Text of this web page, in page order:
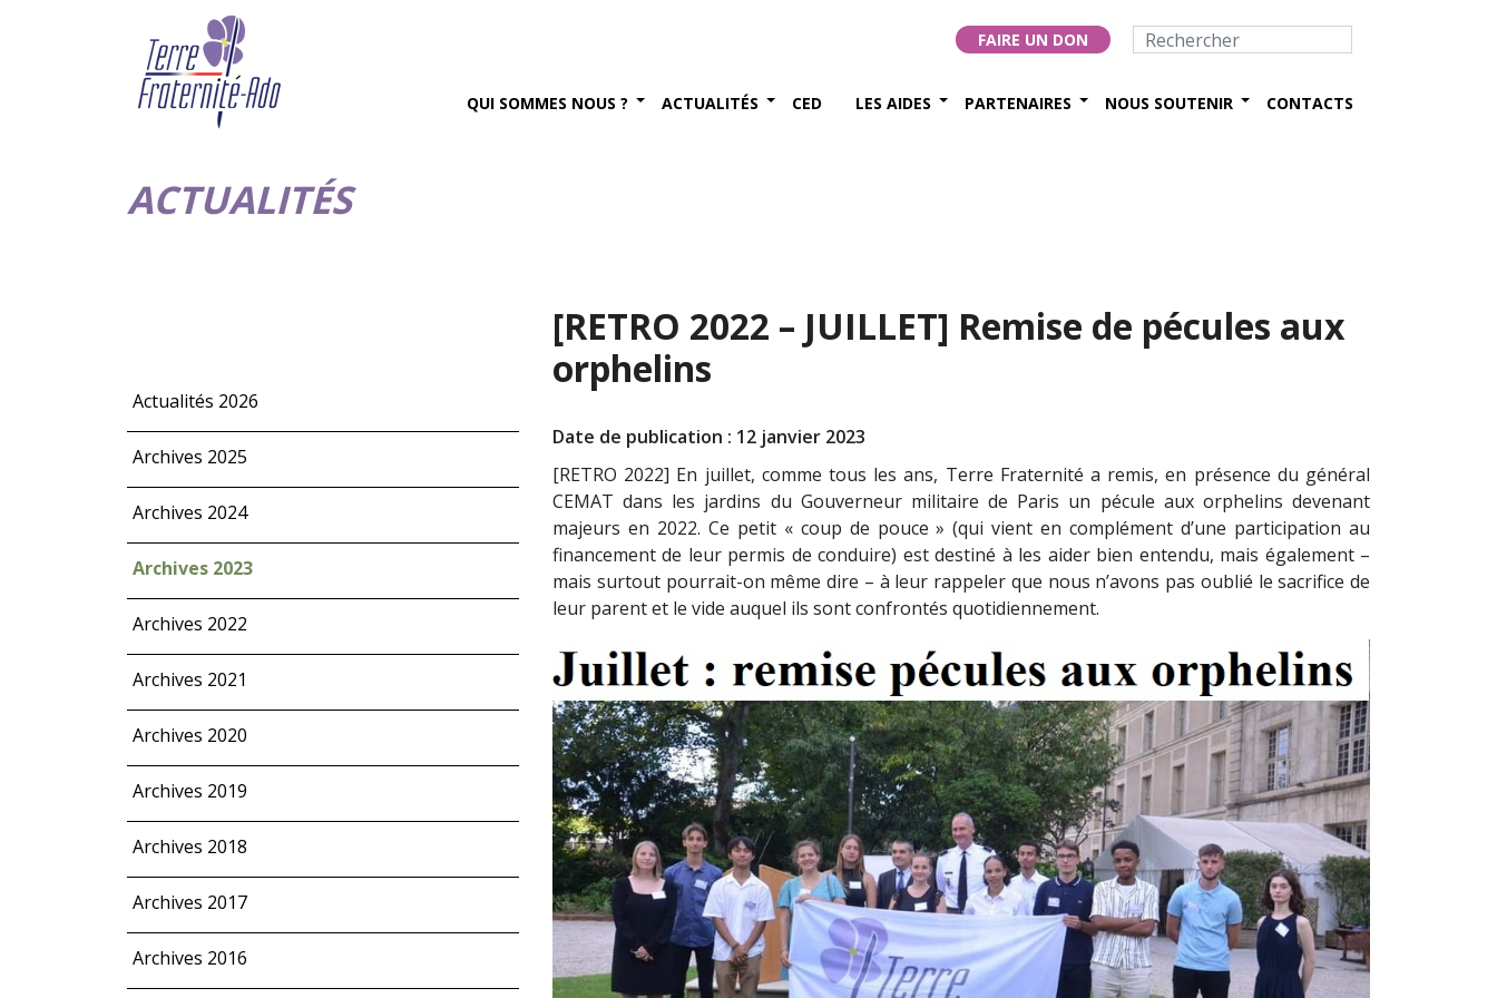
FAIRE UN DON
QUI SOMMES NOUS ? ACTUALITÉS CED LES AIDES PARTENAIRES NOUS SOUTENIR CONTACTS
ACTUALITÉS
Actualités 2026
Archives 2025
Archives 2024
Archives 2023
Archives 2022
Archives 2021
Archives 2020
Archives 2019
Archives 2018
Archives 2017
Archives 2016
[RETRO 2022 – JUILLET] Remise de pécules aux
orphelins
Date de publication : 12 janvier 2023
[RETRO 2022] En juillet, comme tous les ans, Terre Fraternité a remis, en présence du général
CEMAT dans les jardins du Gouverneur militaire de Paris un pécule aux orphelins devenant
majeurs en 2022. Ce petit « coup de pouce » (qui vient en complément d’une participation au
financement de leur permis de conduire) est destiné à les aider bien entendu, mais également –
mais surtout pourrait-on même dire – à leur rappeler que nous n’avons pas oublié le sacrifice de
leur parent et le vide auquel ils sont confrontés quotidiennement.